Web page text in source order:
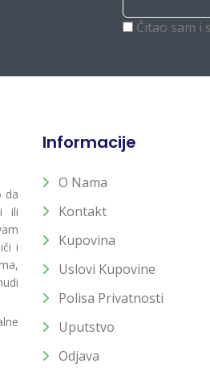
Čitao sam i
da
ili
i
Informacije
O Nama
Kontakt
Kupovina
Uslovi Kupovine
Polisa Privatnosti
Uputstvo
Odjava